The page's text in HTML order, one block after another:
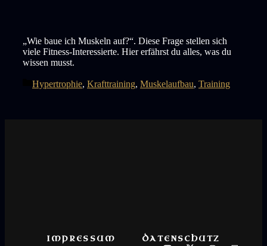
„Wie baue ich Muskeln auf?“. Diese Frage stellen sich
viele Fitness-Interessierte. Hier erfährst du alles, was du
wissen musst.
Categories
Hypertrophie, Krafttraining, Muskelaufbau, Training
IMPRESSUM DATENSCHUTZ